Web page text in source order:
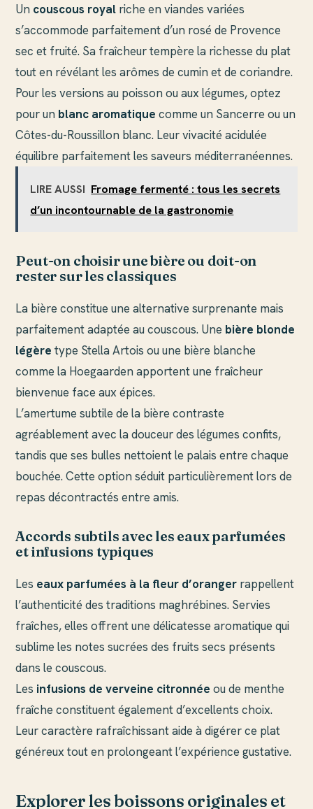
Un couscous royal riche en viandes variées
s’accommode parfaitement d’un rosé de Provence
sec et fruité. Sa fraîcheur tempère la richesse du plat
tout en révélant les arômes de cumin et de coriandre.
Pour les versions au poisson ou aux légumes, optez
pour un blanc aromatique comme un Sancerre ou un
Côtes-du-Roussillon blanc. Leur vivacité acidulée
équilibre parfaitement les saveurs méditerranéennes.
LIRE AUSSI Fromage fermenté : tous les secrets
d’un incontournable de la gastronomie
Peut-on choisir une bière ou doit-on
rester sur les classiques
La bière constitue une alternative surprenante mais
parfaitement adaptée au couscous. Une bière blonde
légère type Stella Artois ou une bière blanche
comme la Hoegaarden apportent une fraîcheur
bienvenue face aux épices.
L’amertume subtile de la bière contraste
agréablement avec la douceur des légumes confits,
tandis que ses bulles nettoient le palais entre chaque
bouchée. Cette option séduit particulièrement lors de
repas décontractés entre amis.
Accords subtils avec les eaux parfumées
et infusions typiques
Les eaux parfumées à la fleur d’oranger rappellent
l’authenticité des traditions maghrébines. Servies
fraîches, elles offrent une délicatesse aromatique qui
sublime les notes sucrées des fruits secs présents
dans le couscous.
Les infusions de verveine citronnée ou de menthe
fraîche constituent également d’excellents choix.
Leur caractère rafraîchissant aide à digérer ce plat
généreux tout en prolongeant l’expérience gustative.
Explorer les boissons originales et